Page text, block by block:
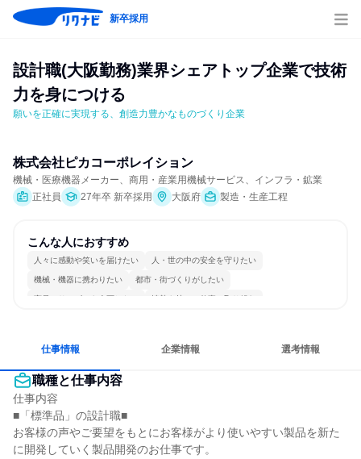
新卒採用
設計職(大阪勤務)業界シェアトップ企業で技術
力を身につける
願いを正確に実現する、創造力豊かなものづくり企業
株式会社ピカコーポレイション
機械・医療機器メーカー、商用・産業用機械サービス、インフラ・鉱業
正社員
27年卒 新卒採用 大阪府 製造・生産工程
こんな人におすすめ
人々に感動や笑いを届けたい 人・世の中の安全を守りたい
機械・機器に携わりたい 都市・街づくりがしたい
商品・サービスを企画したい 情熱を持って仕事に取り組む
仕事情報 企業情報 選考情報
職種と仕事内容
仕事内容
■「標準品」の設計職■
お客様の声やご要望をもとにお客様がより使いやすい製品を新た
に開発していく製品開発のお仕事です。